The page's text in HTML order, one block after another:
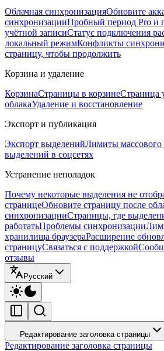
Облачная синхронизацияОбновите
синхронизацииПробный период Pro и
учётной записиСтатус подключения
локальный режимКонфликты
страницу, чтобы продолжить
Корзина и удаление
КорзинаСтраницы в корзинеСтраница
облакаУдаление и восстановление
Экспорт и публикация
Экспорт выделенийЛимиты массового
выделений в соцсетях
Устранение неполадок
Почему некоторые выделения не
страницеОбновите страницу после
синхронизацииСтраницы, где
работатьПроблемы синхронизации
хранилища браузераРасширение
страницуСвязаться с поддержкой
отзывы
Русский
Редактирование заголовка страницы
Редактирование заголовка страницы